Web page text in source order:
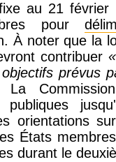
au 21
pour
À noter que la
contribuer
prévus
publiques
orientations
États
durant le